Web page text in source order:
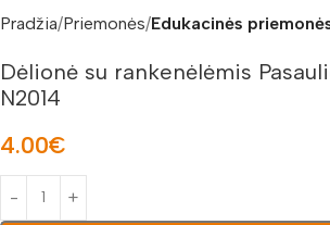
Pradžia Priemonės Edukacinės
Dėlionė su rankenėlėmis
N2014
4.00€